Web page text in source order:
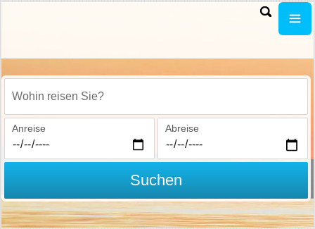
Wohin reisen Sie?
Anreise Abreise
Suchen